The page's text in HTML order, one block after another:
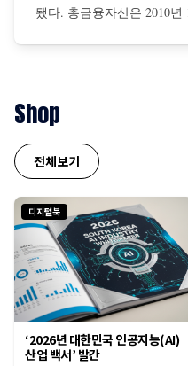
됐다. 총금융자산은 2010
Shop
전체보기
디지털북
‘2026년 대한민국 인공지능(AI)
산업 백서’ 발간